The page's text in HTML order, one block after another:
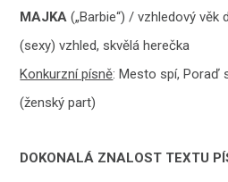
MAJKA („Barbie“) / vzhledový
(sexy) vzhled, skvělá herečka
Konkurzní písně: Mesto spí, Poraď
(ženský part)
DOKONALÁ ZNALOST TEXTU